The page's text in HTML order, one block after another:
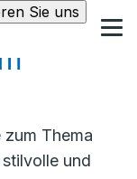
Sie uns
zum Thema
und